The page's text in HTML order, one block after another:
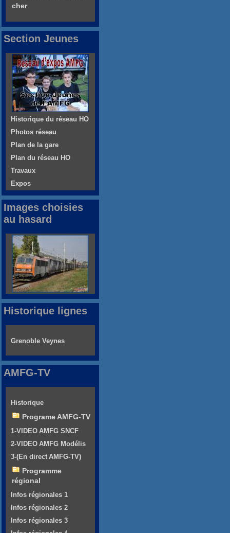
cher
Section Jeunes
Historique du réseau HO
Photos réseau
Plan de la gare
Plan du réseau HO
Travaux
Expos
Images choisies
au hasard
Historique lignes
Grenoble Veynes
AMFG-TV
Historique
Programe AMFG-TV
1-VIDEO AMFG SNCF
2-VIDEO AMFG Modélis
3-(En direct AMFG-TV)
Programme
régional
Infos régionales 1
Infos régionales 2
Infos régionales 3